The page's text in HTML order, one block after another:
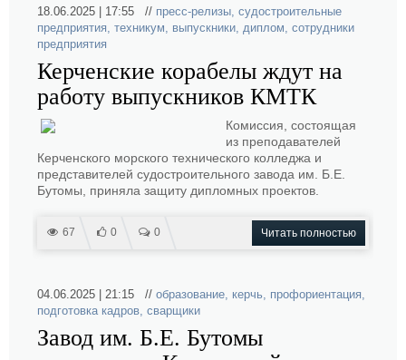
18.06.2025 | 17:55 // пресс-релизы, судостроительные
предприятия, техникум, выпускники, диплом, сотрудники
предприятия
Керченские корабелы ждут на
работу выпускников КМТК
Комиссия, состоящая
из преподавателей
Керченского морского технического колледжа и
представителей судостроительного завода им. Б.Е.
Бутомы, приняла защиту дипломных проектов.
67 0 0 Читать полностью
04.06.2025 | 21:15 // образование, керчь, профориентация,
подготовка кадров, сварщики
Завод им. Б.Е. Бутомы